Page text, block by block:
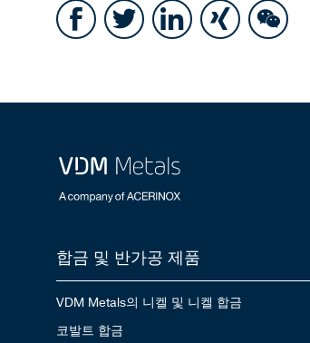
합금 및 반가공 제품
VDM Metals의 니켈 및 니켈 합금
코발트 합금